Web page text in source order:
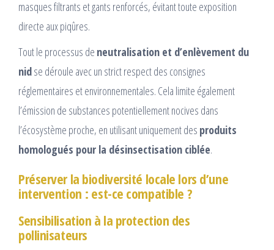
masques filtrants et gants renforcés, évitant toute exposition
directe aux piqûres.
Tout le processus de neutralisation et d’enlèvement du
nidse déroule avec un strict respect des consignes
réglementaires et environnementales. Cela limite également
l’émission de substances potentiellement nocives dans
l’écosystème proche, en utilisant uniquement des produits
homologués pour la désinsectisation ciblée.
Préserver la biodiversité locale lors d’une
intervention : est-ce compatible ?
Sensibilisation à la protection des
pollinisateurs